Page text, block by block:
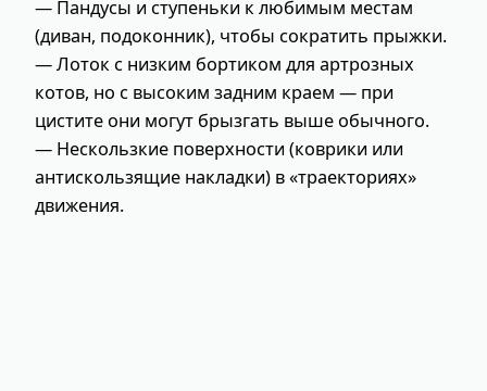
— Пандусы и ступеньки к любимым местам
(диван, подоконник), чтобы сократить прыжки.
— Лоток с низким бортиком для артрозных
котов, но с высоким задним краем — при
цистите они могут брызгать выше обычного.
— Нескользкие поверхности (коврики или
антискользящие накладки) в «траекториях»
движения.